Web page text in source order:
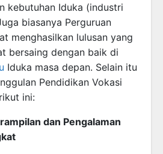
kebutuhan Iduka (industri
biasanya Perguruan
menghasilkan lulusan yang
bersaing dengan baik di
Iduka masa depan. Selain itu
Pendidikan Vokasi
ini:
dan Pengalaman